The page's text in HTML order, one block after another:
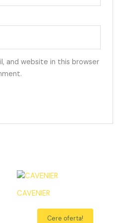
and website in this browser
CAVENIER
Cere oferta!